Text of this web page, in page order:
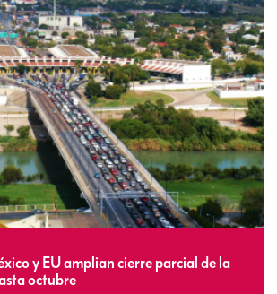
y EU amplian cierre parcial de la
octubre